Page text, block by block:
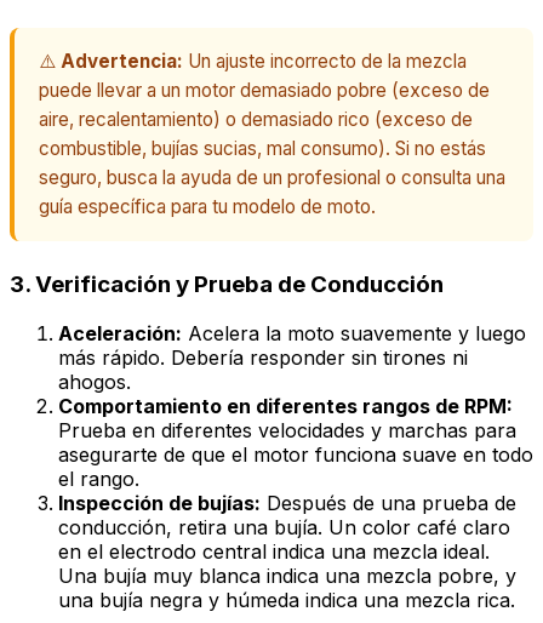
⚠️ Advertencia: Un ajuste incorrecto de la mezcla
puede llevar a un motor demasiado pobre (exceso de
aire, recalentamiento) o demasiado rico (exceso de
combustible, bujías sucias, mal consumo). Si no estás
seguro, busca la ayuda de un profesional o consulta una
guía específica para tu modelo de moto.
3. Verificación y Prueba de Conducción
Aceleración: Acelera la moto suavemente y luego
más rápido. Debería responder sin tirones ni
ahogos.
Comportamiento en diferentes rangos de RPM:
Prueba en diferentes velocidades y marchas para
asegurarte de que el motor funciona suave en todo
el rango.
Inspección de bujías: Después de una prueba de
conducción, retira una bujía. Un color café claro
en el electrodo central indica una mezcla ideal.
Una bujía muy blanca indica una mezcla pobre, y
una bujía negra y húmeda indica una mezcla rica.